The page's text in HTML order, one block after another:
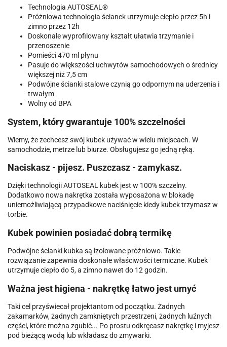
Technologia AUTOSEAL®
Próżniowa technologia ścianek utrzymuje ciepło przez 5h i
zimno przez 12h
Doskonale wyprofilowany kształt ułatwia trzymanie i
przenoszenie
Pomieści 470 ml płynu
Pasuje do większości uchwytów samochodowych o średnicy
większej niż 7,5 cm
Podwójne ścianki stalowe czynią go odpornym na uderzenia i
trwałym
Wolny od BPA
System, który gwarantuje 100% szczelności
Wiemy, że zechcesz swój kubek używać w wielu miejscach. W
samochodzie, metrze lub biurze. Obsługujesz go jedną ręką.
Naciskasz - pijesz. Puszczasz - zamykasz.
Dzięki technologii AUTOSEAL kubek jest w 100% szczelny.
Dodatkowo nowa nakrętka została wyposażona w blokadę
uniemożliwiającą przypadkowe naciśnięcie kiedy kubek trzymasz w
torbie.
Kubek powinien posiadać dobrą termikę
Podwójne ścianki kubka są izolowane próżniowo. Takie
rozwiązanie zapewnia doskonałe właściwości termiczne. Kubek
utrzymuje ciepło do 5, a zimno nawet do 12 godzin.
Ważna jest higiena - nakrętkę łatwo jest umyć
Taki cel przyświecał projektantom od początku. Żadnych
zakamarków, żadnych zamkniętych przestrzeni, żadnych luźnych
części, które można zgubić... Po prostu odkręcasz nakrętkę i myjesz
pod bieżącą wodą lub wkładasz do zmywarki.